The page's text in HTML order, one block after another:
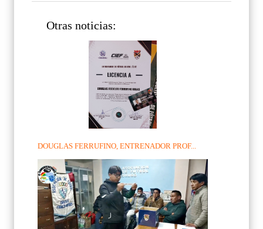
Otras noticias:
DOUGLAS FERRUFINO, ENTRENADOR PROF...